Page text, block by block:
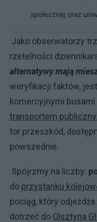
społecznej oraz
Jako obserwatorzy
rzetelności
alternatywy mają
weryfikacji faktów,
komercyjnymi
transportem
tor przeszkód,
powszednie.
Spójrzmy na liczby:
do przystanku
pociąg, który odjeżdża
dotrzeć do Olsztyna